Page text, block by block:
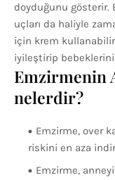
doyduğunu gösterir.
uçları da haliyle
için krem
iyileştirip
Emzirmenin
nelerdir?
Emzirme, over
riskini en aza
Emzirme,